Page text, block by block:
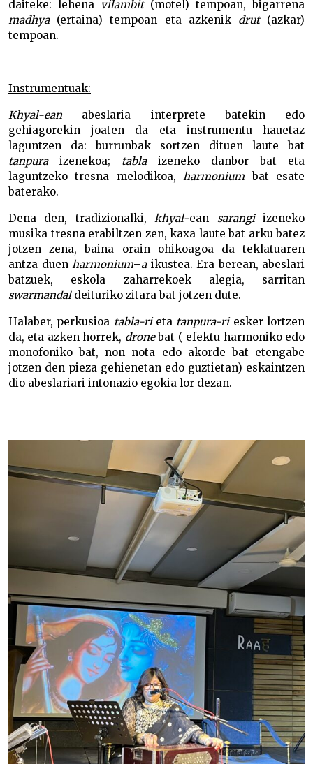
daiteke: lehena vilambit (motel) tempoan, bigarrena
madhya (ertaina) tempoan eta azkenik drut (azkar)
tempoan.
Instrumentuak:
Khyal-ean abeslaria interprete batekin edo
gehiagorekin joaten da eta instrumentu hauetaz
laguntzen da: burrunbak sortzen dituen laute bat
tanpura izenekoa; tabla izeneko danbor bat eta
laguntzeko tresna melodikoa,harmoniumbat esate
baterako.
Dena den, tradizionalki,khyal-ean sarangiizeneko
musika tresna erabiltzen zen, kaxa laute bat arku batez
jotzen zena, baina orain ohikoagoa da teklatuaren
antza duen harmonium–aikustea. Era berean, abeslari
batzuek, eskola zaharrekoek alegia, sarritan
swarmandal deituriko zitara bat jotzen dute.
Halaber, perkusioa tabla-ri eta tanpura-ri esker lortzen
da, eta azken horrek, dronebat ( efektu harmoniko edo
monofoniko bat, non nota edo akorde bat etengabe
jotzen den pieza gehienetan edo guztietan) eskaintzen
dio abeslariari intonazio egokia lor dezan.